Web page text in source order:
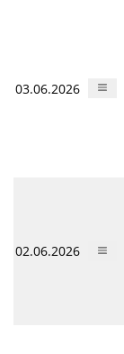
03.06.2026
02.06.2026